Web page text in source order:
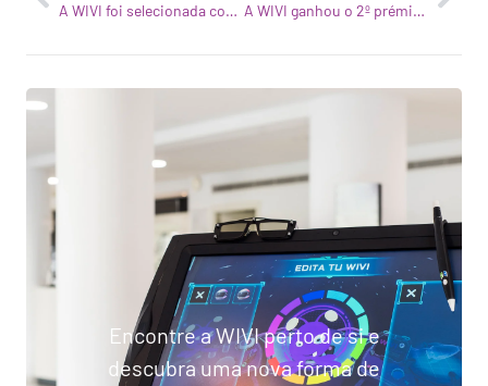
A WIVI foi selecionada como finalista no concurso Pitch da The Next Women in Paris A WIVI ganhou o 2º prémio no concurso de pitch da Girls in Tech Paris
Encontre a WIVI perto de si e
descubra uma nova forma de